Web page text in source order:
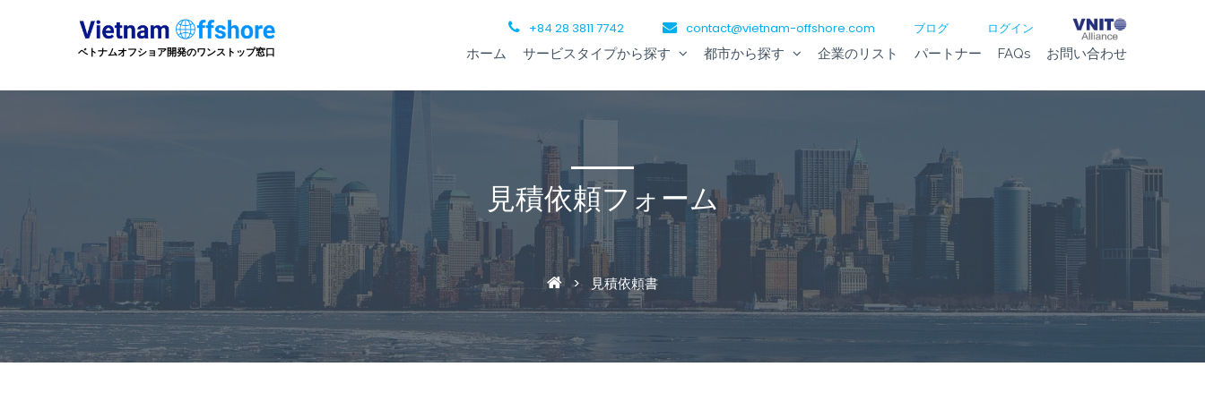
ベトナムオフショア開発のワンストップ窓口
+84 28 3811 7742 contact@vietnam-offshore.com ブログ ログイン
ホーム サービスタイプから探す 都市から探す 企業のリスト パートナー FAQs お問い合わせ
見積依頼フォーム
> 見積依頼書